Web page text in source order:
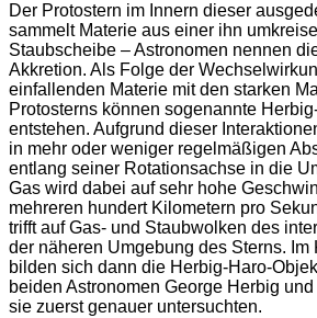
Der Protostern im Innern dieser
sammelt Materie aus einer ihn
Staubscheibe – Astronomen nennen
Akkretion. Als Folge der
einfallenden Materie mit den starken
Protosterns können sogenannte
entstehen. Aufgrund dieser
in mehr oder weniger regelmäßigen
entlang seiner Rotationsachse in die
Gas wird dabei auf sehr hohe
mehreren hundert Kilometern pro
trifft auf Gas- und Staubwolken des
der näheren Umgebung des Sterns.
bilden sich dann die Herbig-Haro-
beiden Astronomen George Herbig
sie zuerst genauer untersuchten.